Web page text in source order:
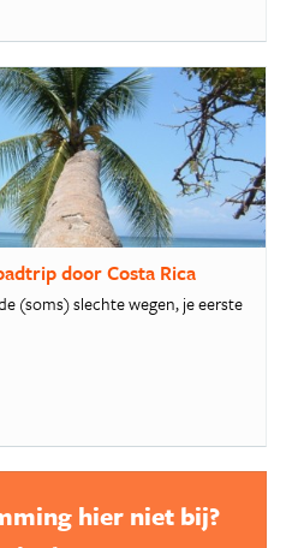
door Costa Rica
(soms) slechte wegen, je eerste
hier niet bij?